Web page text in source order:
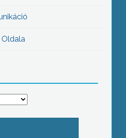
Oldala